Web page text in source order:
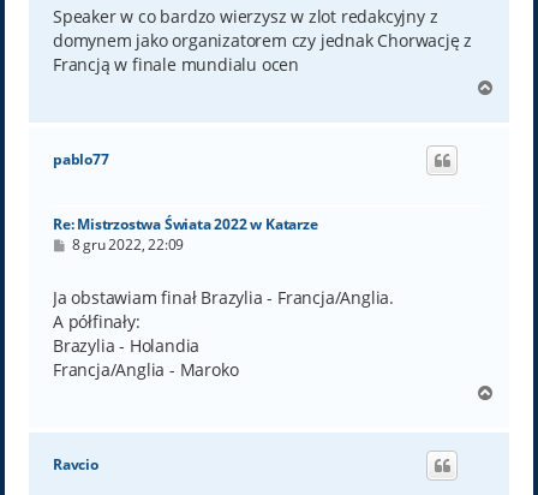
t
Speaker w co bardzo wierzysz w zlot redakcyjny z
domynem jako organizatorem czy jednak Chorwację z
Francją w finale mundialu ocen
g
pablo77
Re: Mistrzostwa Świata 2022 w Katarze
P
t
8 gru 2022, 22:09
Ja obstawiam finał Brazylia - Francja/Anglia.
A półfinały:
Brazylia - Holandia
Francja/Anglia - Maroko
g
Ravcio